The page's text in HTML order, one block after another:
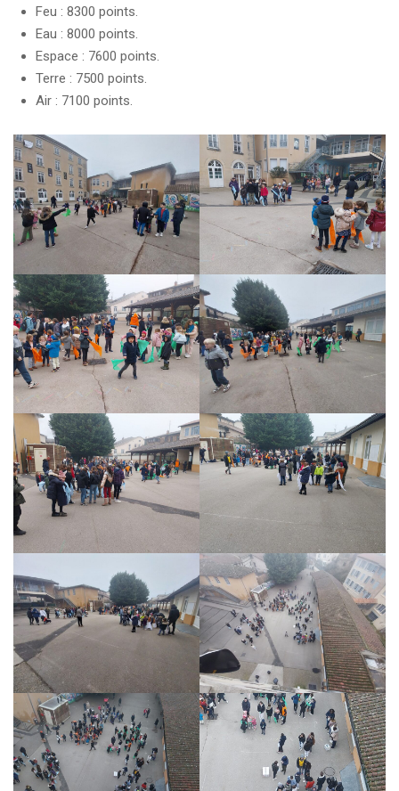
Feu : 8300 points.
Eau : 8000 points.
Espace : 7600 points.
Terre : 7500 points.
Air : 7100 points.